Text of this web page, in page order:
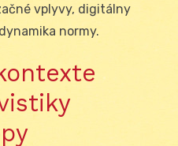
vplyvy, digitálny
normy.